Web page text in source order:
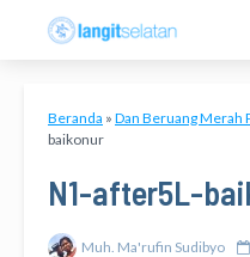
Beranda » Dan Beruang Merah
baikonur
N1-after5L-
Muh. Ma'rufin Sudibyo